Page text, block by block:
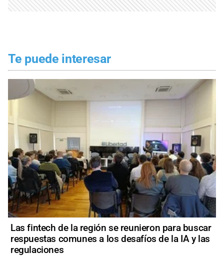
Te puede interesar
Las fintech de la región se reunieron para buscar
respuestas comunes a los desafíos de la IA y las
regulaciones